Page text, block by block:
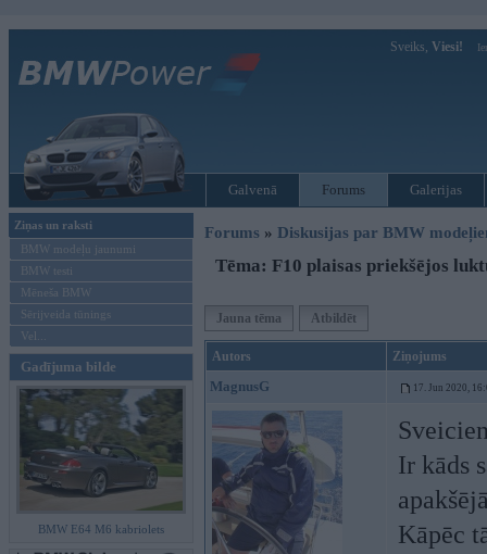
Sveiks, Viesi!
Galvenā Forums Galerijas
Ziņas un raksti
BMW modeļu jaunumi
BMW testi
Mēneša BMW
Sērijveida tūnings
Vel...
Gadījuma bilde
BMW E64 M6 kabriolets
Forums » Diskusijas par BMW
Tēma: F10 plaisas priekšējos
Jauna tēma Atbildēt
Autors Ziņojums
MagnusG 17. Jun 2020,
Ir kāds
Kāpēc